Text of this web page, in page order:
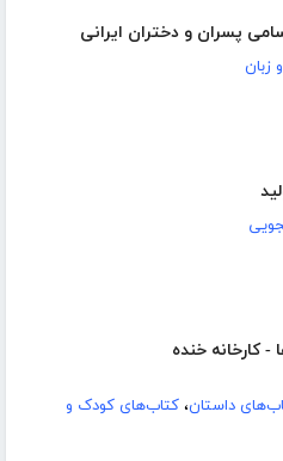
پسران و دختران ایرانی
کارخانه خنده
داستان، کتاب‌های کودک و